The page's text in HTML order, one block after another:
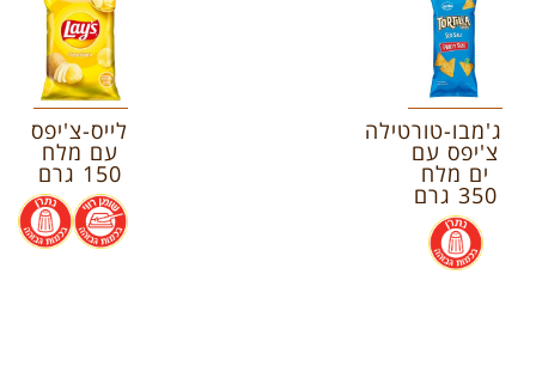
ג'מבו-טורטילה
צ'יפס עם
ים מלח
350 גרם
.
לייס-צ'יפס
עם מלח
150 גרם
.
.